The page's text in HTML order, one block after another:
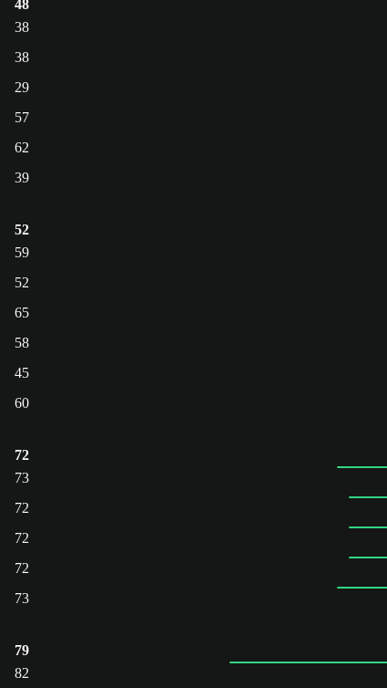
48
38
38
29
57
62
39
52
59
52
65
58
45
60
72
73
72
72
72
73
79
82